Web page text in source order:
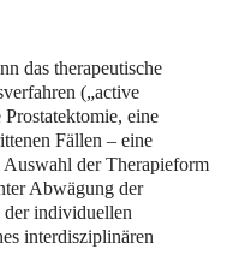
das therapeutische
(„active
eine
Fällen – eine
Auswahl der Therapieform
Abwägung der
individuellen
interdisziplinären